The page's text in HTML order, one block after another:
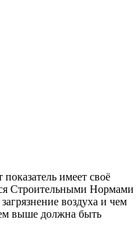
имеет своё
Строительными Нормами
воздуха и чем
выше должна быть